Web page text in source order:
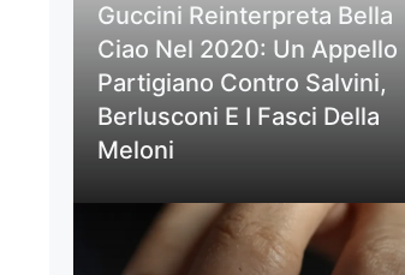
Guccini Reinterpreta Bella
Ciao Nel 2020: Un Appello
Partigiano Contro Salvini,
Berlusconi E I Fasci Della
Meloni